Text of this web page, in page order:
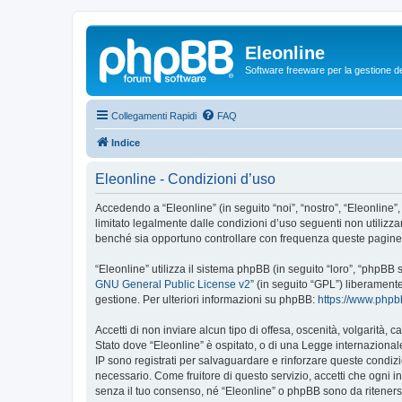
Eleonline
Software freeware per la gestione
Collegamenti Rapidi FAQ
Indice
Eleonline - Condizioni d’uso
Accedendo a “Eleonline” (in seguito “noi”, “nostro”,
limitato legalmente dalle condizioni d’uso seguenti non
benché sia opportuno controllare con frequenza queste
“Eleonline” utilizza il sistema phpBB (in seguito “loro”,
GNU General Public License v2” (in seguito “GPL”)
gestione. Per ulteriori informazioni su phpBB: https://
Accetti di non inviare alcun tipo di offesa, oscenità, volgarità,
Stato dove “Eleonline” è ospitato, o di una Legge
IP sono registrati per salvaguardare e rinforzare queste
necessario. Come fruitore di questo servizio, accetti che ogni
senza il tuo consenso, né “Eleonline” o phpBB sono da